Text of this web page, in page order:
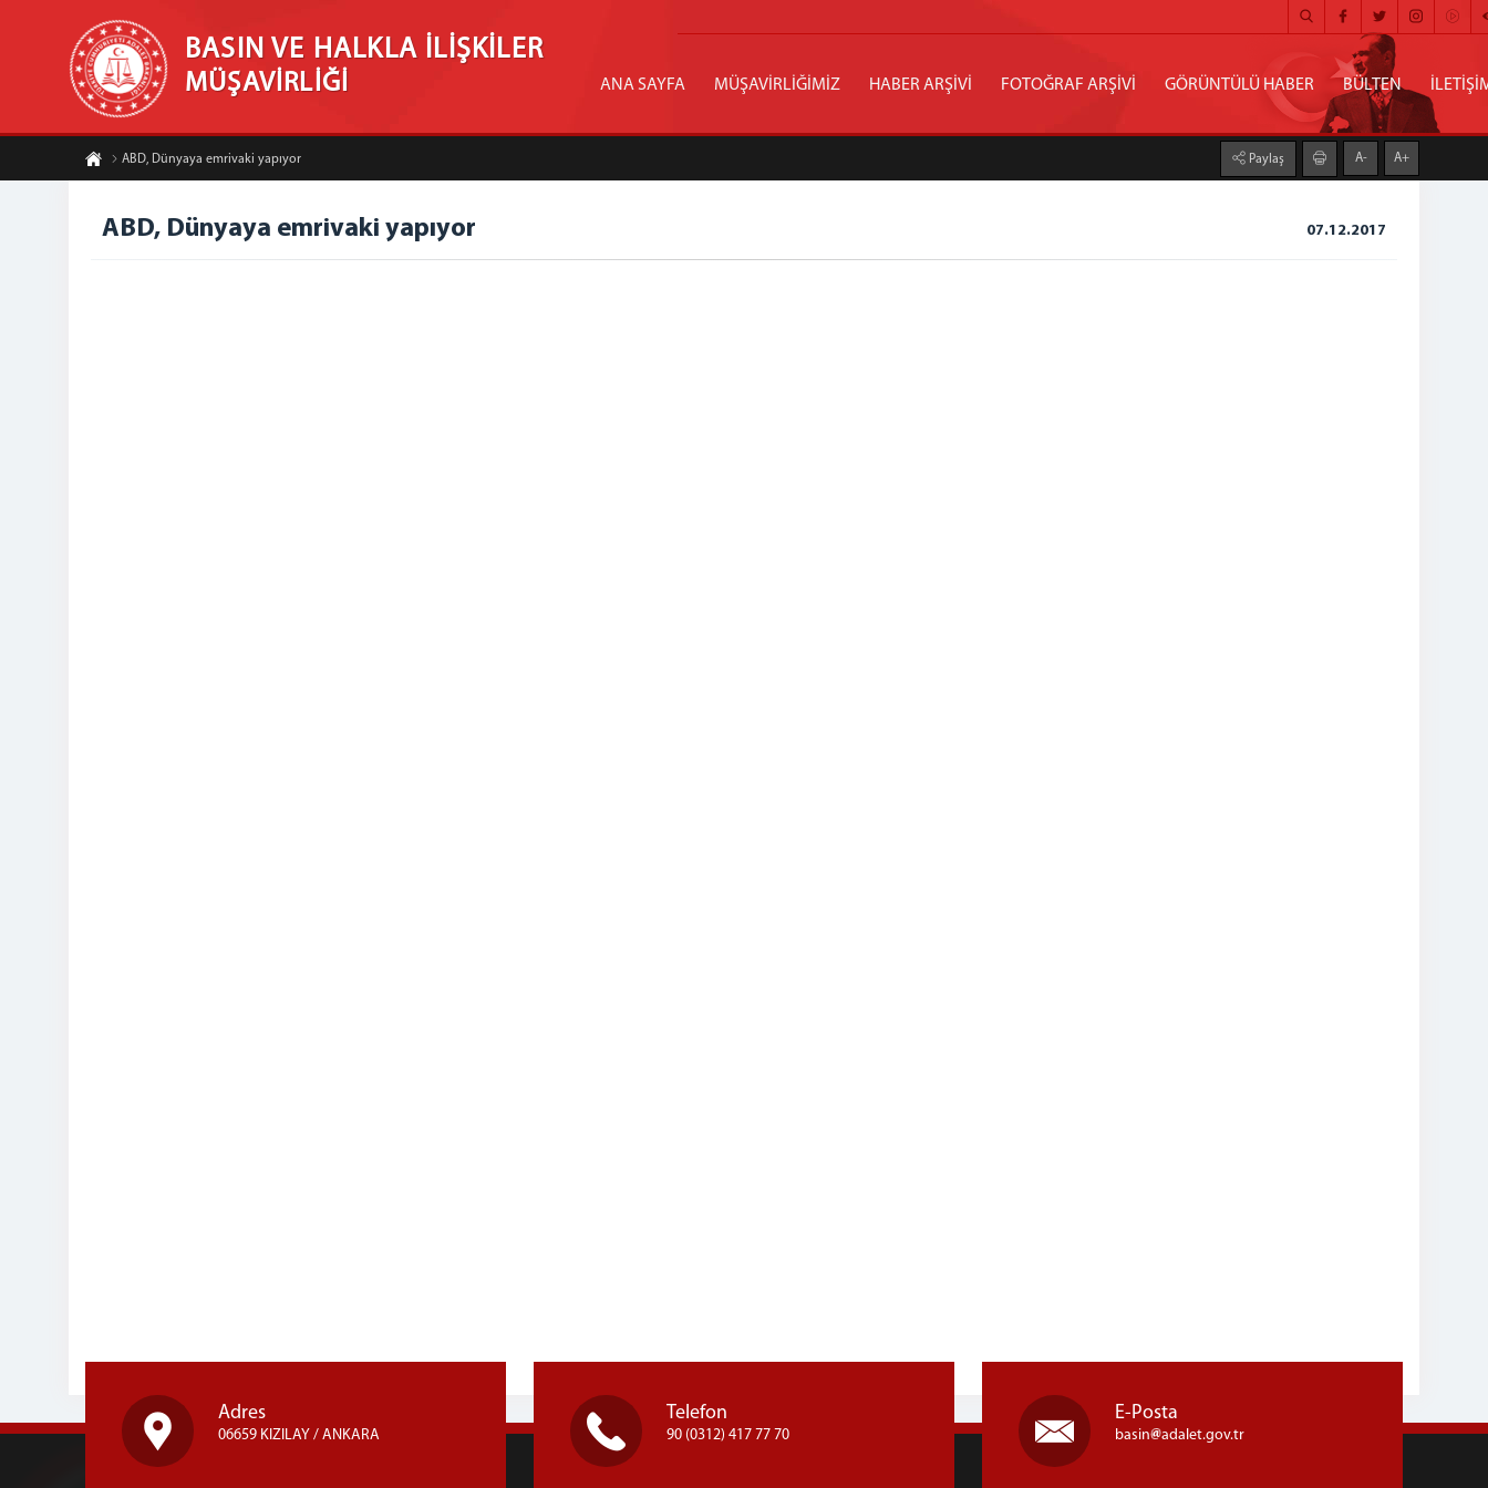
BASIN VE HALKLA İLİŞKİLER
MÜŞAVİRLİĞİ ANA SAYFA MÜŞAVİRLİĞİMİZ HABER ARŞİVİ FOTOĞRAF ARŞİVİ GÖRÜNTÜLÜ HABER BÜLTEN
ABD, Dünyaya emrivaki yapıyor Paylaş A- A+
ABD, Dünyaya emrivaki yapıyor 07.12.2017
Adres
06659 KIZILAY / ANKARA
Telefon
90 (0312) 417 77 70
E-Posta
basin adalet.gov.tr